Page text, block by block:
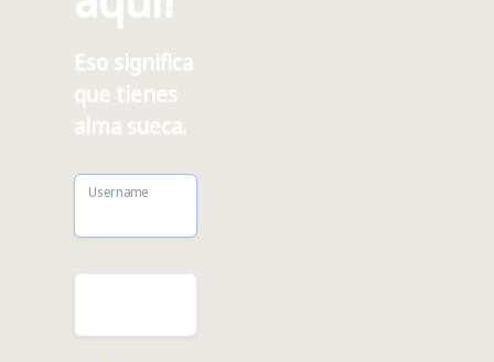
Eso significa
que tienes
alma sueca.
Username